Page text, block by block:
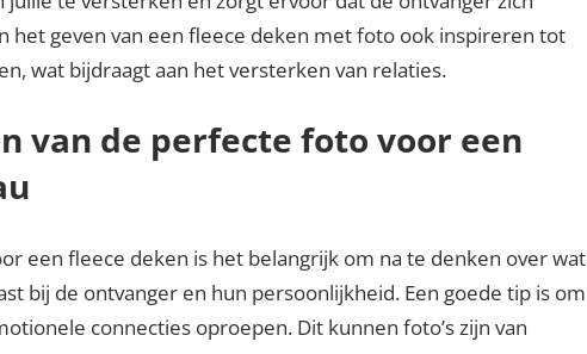
het geven van een fleece deken met foto ook inspireren tot
wat bijdraagt aan het versterken van relaties.
van de perfecte foto voor een
een fleece deken is het belangrijk om na te denken over wat
bij de ontvanger en hun persoonlijkheid. Een goede tip is om
connecties oproepen. Dit kunnen foto’s zijn van